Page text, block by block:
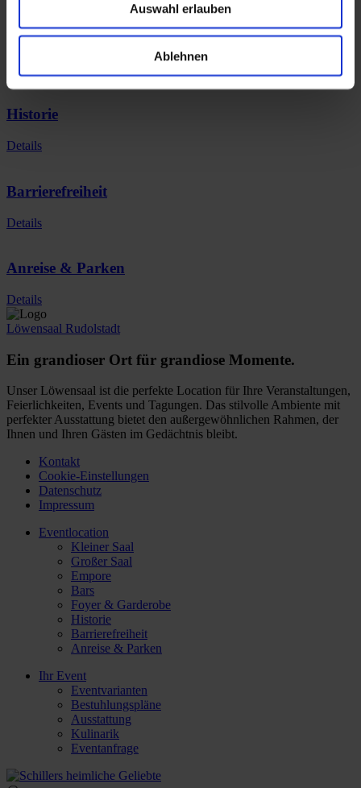
Auswahl erlauben
Ablehnen
Foyer & Garderobe
Historie
Details
Barrierefreiheit
Details
Anreise & Parken
Details
Löwensaal Rudolstadt
Ein grandioser Ort für grandiose Momente.
Unser Löwensaal ist die perfekte Location für Ihre Veranstaltungen,
Feierlichkeiten, Events und Tagungen. Das stilvolle Ambiente mit
perfekter Ausstattung bietet den außergewöhnlichen Rahmen, der
Ihnen und Ihren Gästen im Gedächtnis bleibt.
Kontakt
Cookie-Einstellungen
Datenschutz
Impressum
Eventlocation
Kleiner Saal
Großer Saal
Empore
Bars
Foyer & Garderobe
Historie
Barrierefreiheit
Anreise & Parken
Ihr Event
Eventvarianten
Bestuhlungspläne
Ausstattung
Kulinarik
Eventanfrage